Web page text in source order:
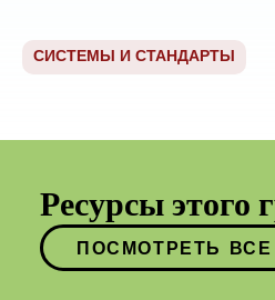
СИСТЕМЫ И СТАНДАРТЫ
Ресурсы этого
ПОСМОТРЕТЬ